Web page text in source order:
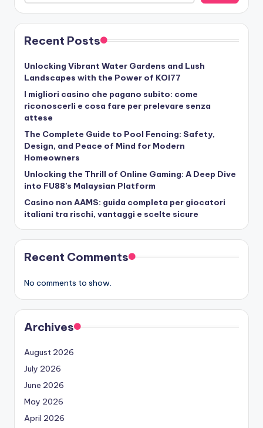
Recent Posts
Unlocking Vibrant Water Gardens and Lush
Landscapes with the Power of KOI77
I migliori casino che pagano subito: come
riconoscerli e cosa fare per prelevare senza
attese
The Complete Guide to Pool Fencing: Safety,
Design, and Peace of Mind for Modern
Homeowners
Unlocking the Thrill of Online Gaming: A Deep Dive
into FU88’s Malaysian Platform
Casino non AAMS: guida completa per giocatori
italiani tra rischi, vantaggi e scelte sicure
Recent Comments
No comments to show.
Archives
August 2026
July 2026
June 2026
May 2026
April 2026